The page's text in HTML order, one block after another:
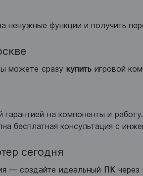
ненужные функции и получить
можете сразу купитьигровой
на компоненты и
бесплатная консультация с
сегодня
— создайте идеальный ПК